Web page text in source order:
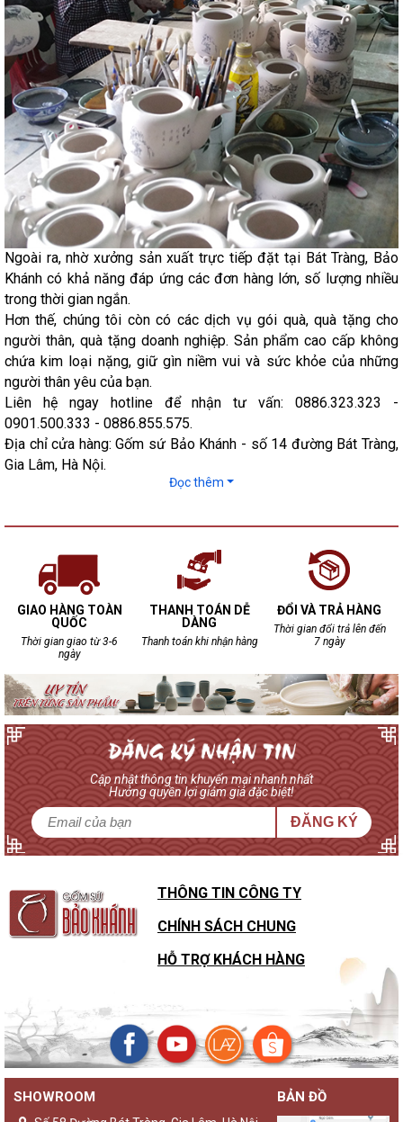
Ngoài ra, nhờ xưởng sản xuất trực tiếp đặt tại Bát Tràng, Bảo
Khánh có khả năng đáp ứng các đơn hàng lớn, số lượng nhiều
trong thời gian ngắn.
Hơn thế, chúng tôi còn có các dịch vụ gói quà, quà tặng cho
người thân, quà tặng doanh nghiệp. Sản phẩm cao cấp không
chứa kim loại nặng, giữ gìn niềm vui và sức khỏe của những
người thân yêu của bạn.
Liên hệ ngay hotline để nhận tư vấn: 0886.323.323 -
0901.500.333 - 0886.855.575.
Địa chỉ cửa hàng: Gốm sứ Bảo Khánh - số 14 đường Bát Tràng,
Gia Lâm, Hà Nội.
Đọc thêm
GIAO HÀNG TOÀN
QUỐC
Thời gian giao từ 3-6
ngày
THANH TOÁN DỄ
DÀNG
Thanh toán khi nhận hàng
ĐỔI VÀ TRẢ HÀNG
Thời gian đổi trả lên đến
7 ngày
Cập nhật thông tin khuyến mại nhanh nhất
Hưởng quyền lợi giảm giá đặc biệt!
ĐĂNG KÝ
THÔNG TIN CÔNG TY
CHÍNH SÁCH CHUNG
HỖ TRỢ KHÁCH HÀNG
SHOWROOM BẢN ĐỒ